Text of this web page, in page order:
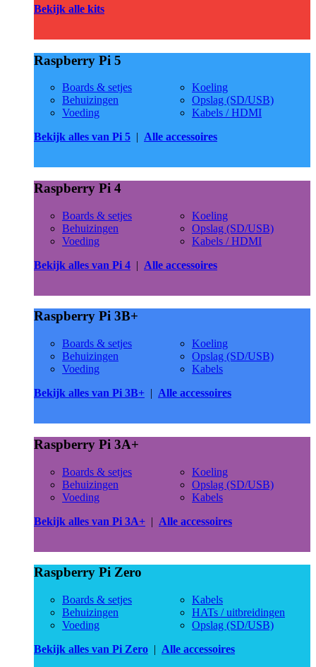
Bekijk alle kits
Raspberry Pi 5
Boards & setjes
Behuizingen
Voeding
Koeling
Opslag (SD/USB)
Kabels / HDMI
Bekijk alles van Pi 5 | Alle accessoires
Raspberry Pi 4
Boards & setjes
Behuizingen
Voeding
Koeling
Opslag (SD/USB)
Kabels / HDMI
Bekijk alles van Pi 4 | Alle accessoires
Raspberry Pi 3B+
Boards & setjes
Behuizingen
Voeding
Koeling
Opslag (SD/USB)
Kabels
Bekijk alles van Pi 3B+ | Alle accessoires
Raspberry Pi 3A+
Boards & setjes
Behuizingen
Voeding
Koeling
Opslag (SD/USB)
Kabels
Bekijk alles van Pi 3A+ | Alle accessoires
Raspberry Pi Zero
Boards & setjes
Behuizingen
Voeding
Kabels
HATs / uitbreidingen
Opslag (SD/USB)
Bekijk alles van Pi Zero | Alle accessoires